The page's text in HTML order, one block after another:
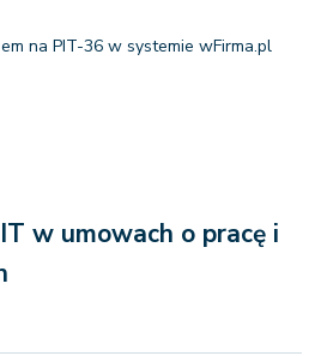
na PIT-36 w systemie wFirma.pl
w umowach o pracę i